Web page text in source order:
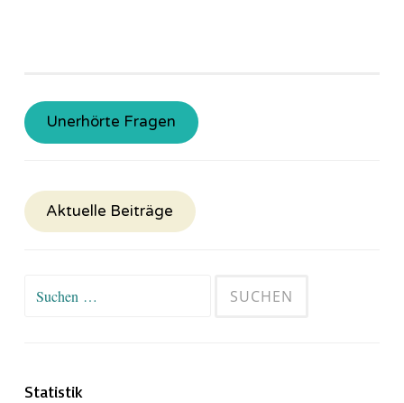
Unerhörte Fragen
Aktuelle Beiträge
Suchen
Statistik